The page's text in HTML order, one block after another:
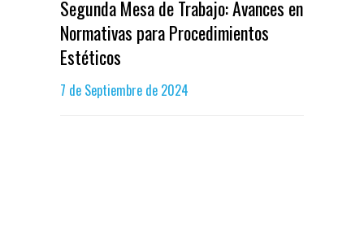
Segunda Mesa de Trabajo: Avances en
Normativas para Procedimientos
Estéticos
7 de Septiembre de 2024